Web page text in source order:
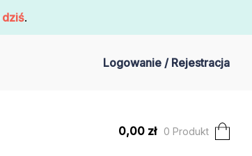
dziś.
Logowanie / Rejestracja
0,00 zł 0 Produkt